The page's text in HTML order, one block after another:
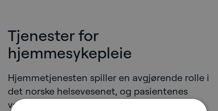
Tjenester for
hjemmesykepleie
Hjemmetjenesten spiller en avgjørende rolle i
det norske helsevesenet, og pasientenes
varierte behov krever høy tilpasningsevne.